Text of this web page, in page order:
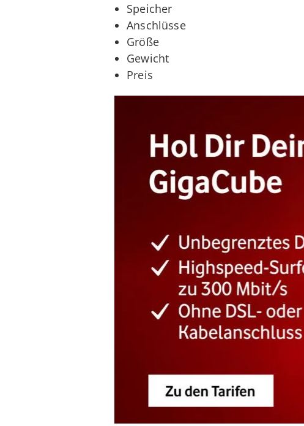
Speicher
Anschlüsse
Größe
Gewicht
Preis